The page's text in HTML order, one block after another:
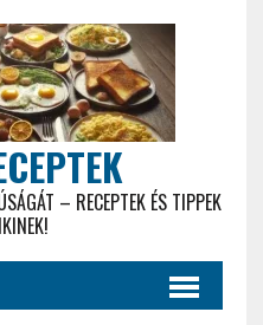
– RECEPTEK ÉS TIPPEK